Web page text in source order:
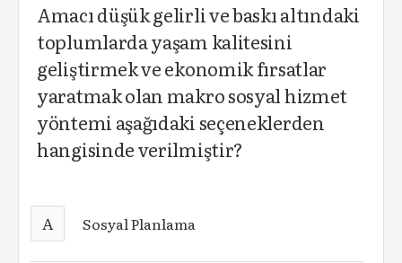
Amacı düşük gelirli ve baskı altındaki
toplumlarda yaşam kalitesini
geliştirmek ve ekonomik fırsatlar
yaratmak olan makro sosyal hizmet
yöntemi aşağıdaki seçeneklerden
hangisinde verilmiştir?
A Sosyal Planlama